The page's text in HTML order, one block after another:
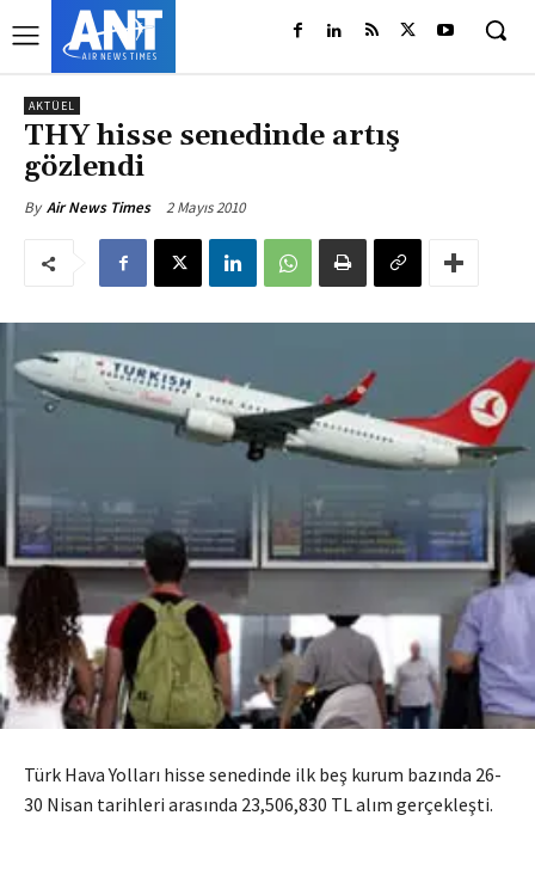
AKTÜEL
THY hisse senedinde artış
gözlendi
By Air News Times 2 Mayıs 2010
Türk Hava Yolları hisse senedinde ilk beş kurum bazında 26-
30 Nisan tarihleri arasında 23,506,830 TL alım gerçekleşti.